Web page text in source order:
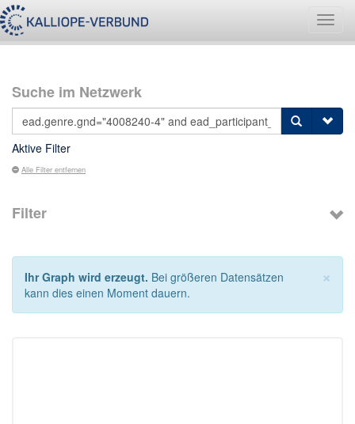
Suche im Netzwerk
Aktive Filter
Alle Filter entfernen
Filter
×
Ihr Graph wird erzeugt. Bei größeren Datensätzen
kann dies einen Moment dauern.